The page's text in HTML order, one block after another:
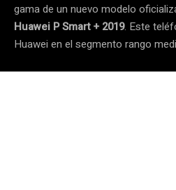
gama de un nuevo modelo
Huawei P Smart + 2019. Este
Huawei en el segmento rango